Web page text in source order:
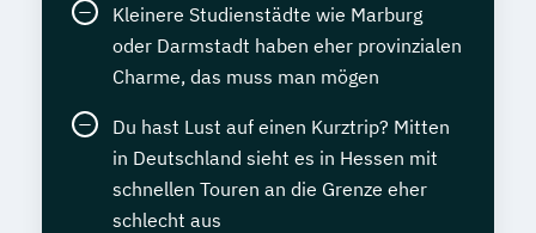
Kleinere Studienstädte wie Marburg
oder Darmstadt haben eher provinzialen
Charme, das muss man mögen
Du hast Lust auf einen Kurztrip? Mitten
in Deutschland sieht es in Hessen mit
schnellen Touren an die Grenze eher
schlecht aus